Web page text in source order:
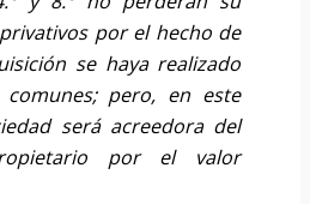
por el hecho de
se haya realizado
pero, en este
será acreedora del
por el valor